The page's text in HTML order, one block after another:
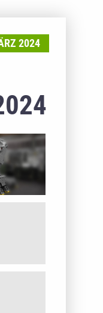
2024